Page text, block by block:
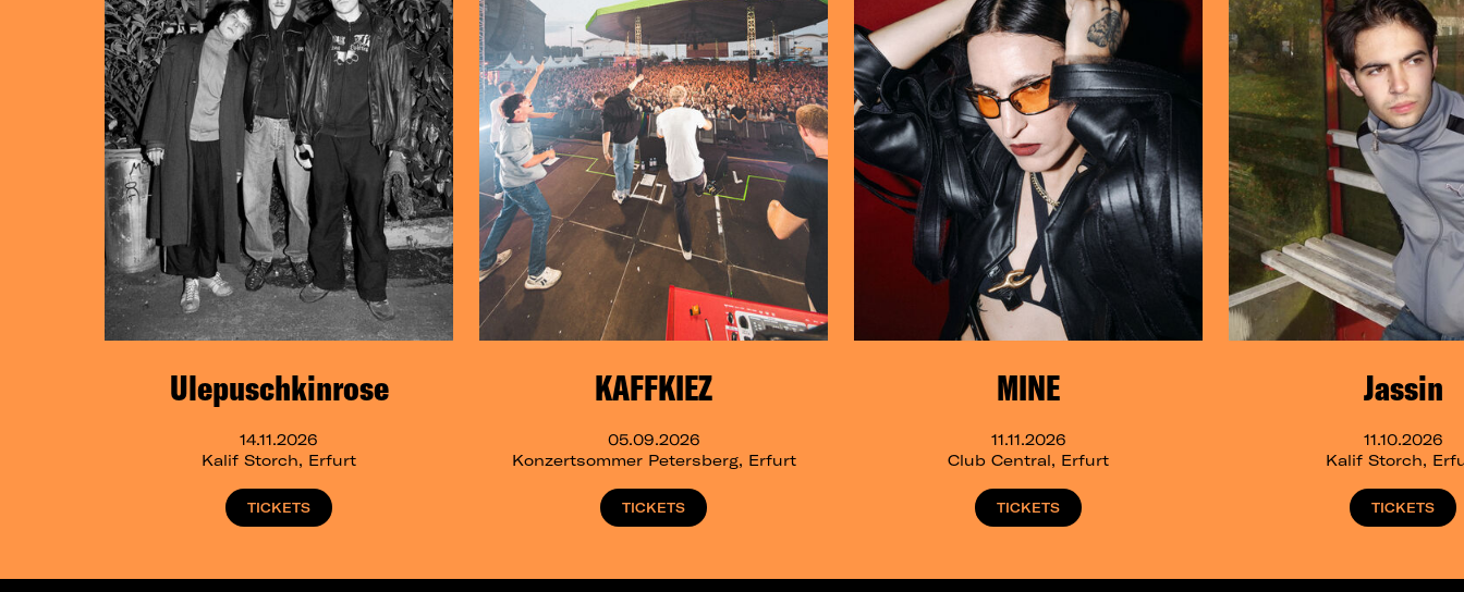
Ulepuschkinrose
14.11.2026
Kalif Storch, Erfurt
TICKETS
KAFFKIEZ
05.09.2026
Konzertsommer Petersberg, Erfurt
TICKETS
MINE
11.11.2026
Club Central, Erfurt
TICKETS
Jassin
11.10.2026
Kalif Storch,
TICKETS